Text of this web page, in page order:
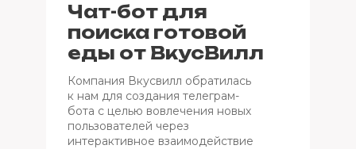
Компания Вкусвилл обратилась
к нам для создания телеграм-
бота с целью вовлечения новых
пользователей через
интерактивное взаимодействие
Чат-бот для
поиска готовой
еды от ВкусВилл